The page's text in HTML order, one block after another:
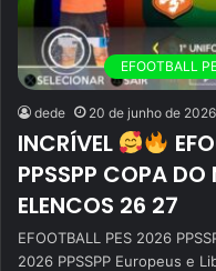
EFOOTBALL
dede 20 de junho de 2026
INCRÍVEL
PPSSPP COPA
ELENCOS 26 27
EFOOTBALL PES 2026
2026 PPSSPP Europeus e